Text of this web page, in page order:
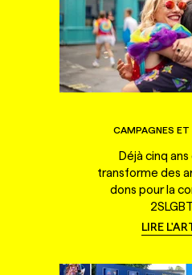
CAMPAGNES ET
Déjà cinq
transforme des
dons pour la
LIRE